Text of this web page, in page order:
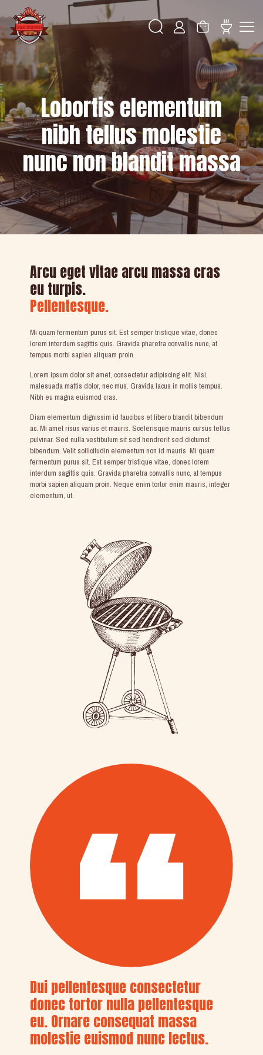
Lobortis elementum
nibh tellus molestie
nunc non blandit massa
Arcu eget vitae arcu massa cras
eu turpis.
Pellentesque.
Mi quam fermentum purus sit. Est semper tristique vitae, donec
lorem interdum sagittis quis. Gravida pharetra convallis nunc, at
tempus morbi sapien aliquam proin.
Lorem ipsum dolor sit amet, consectetur adipiscing elit. Nisi,
malesuada mattis dolor, nec mus. Gravida lacus in mollis tempus.
Nibh eu magna euismod cras.
Diam elementum dignissim id faucibus et libero blandit bibendum
ac. Mi amet risus varius et mauris. Scelerisque mauris cursus tellus
pulvinar. Sed nulla vestibulum sit sed hendrerit sed dictumst
bibendum. Velit sollicitudin elementum non id mauris. Mi quam
fermentum purus sit. Est semper tristique vitae, donec lorem
interdum sagittis quis. Gravida pharetra convallis nunc, at tempus
morbi sapien aliquam proin. Neque enim tortor enim mauris, integer
elementum, ut.
Dui pellentesque consectetur
donec tortor nulla pellentesque
eu. Ornare consequat massa
molestie euismod nunc lectus.